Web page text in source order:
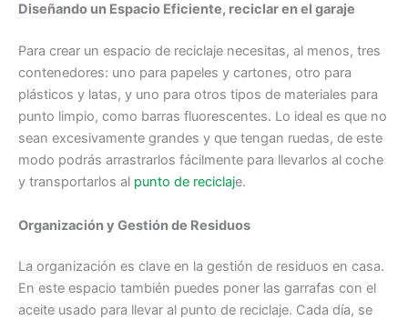
Diseñando un Espacio Eficiente, reciclar en el garaje
Para crear un espacio de reciclaje necesitas, al menos, tres
contenedores: uno para papeles y cartones, otro para
plásticos y latas, y uno para otros tipos de materiales para
punto limpio, como barras fluorescentes. Lo ideal es que no
sean excesivamente grandes y que tengan ruedas, de este
modo podrás arrastrarlos fácilmente para llevarlos al coche
y transportarlos al punto de reciclaje.
Organización y Gestión de Residuos
La organización es clave en la gestión de residuos en casa.
En este espacio también puedes poner las garrafas con el
aceite usado para llevar al punto de reciclaje. Cada día, se